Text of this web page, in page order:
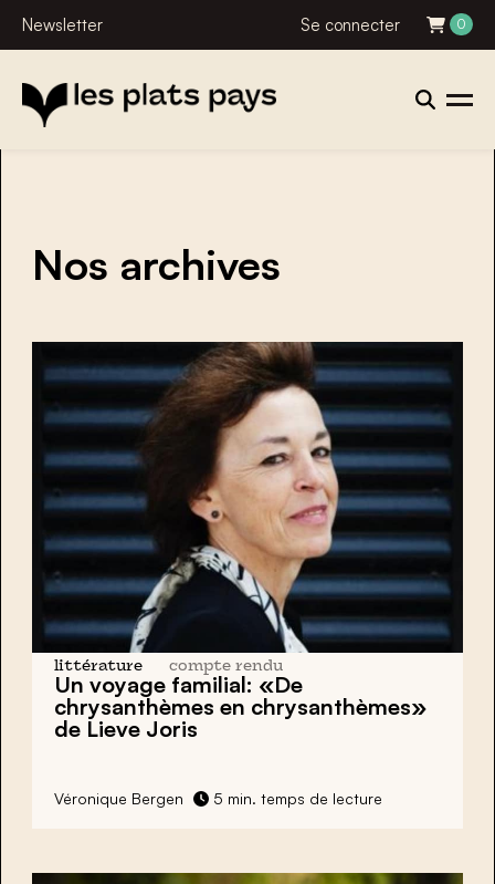
Newsletter Se connecter 0
Nos archives
littérature compte rendu
Un voyage familial: «De
chrysanthèmes en chrysanthèmes»
de Lieve Joris
Véronique Bergen 5 min. temps de lecture